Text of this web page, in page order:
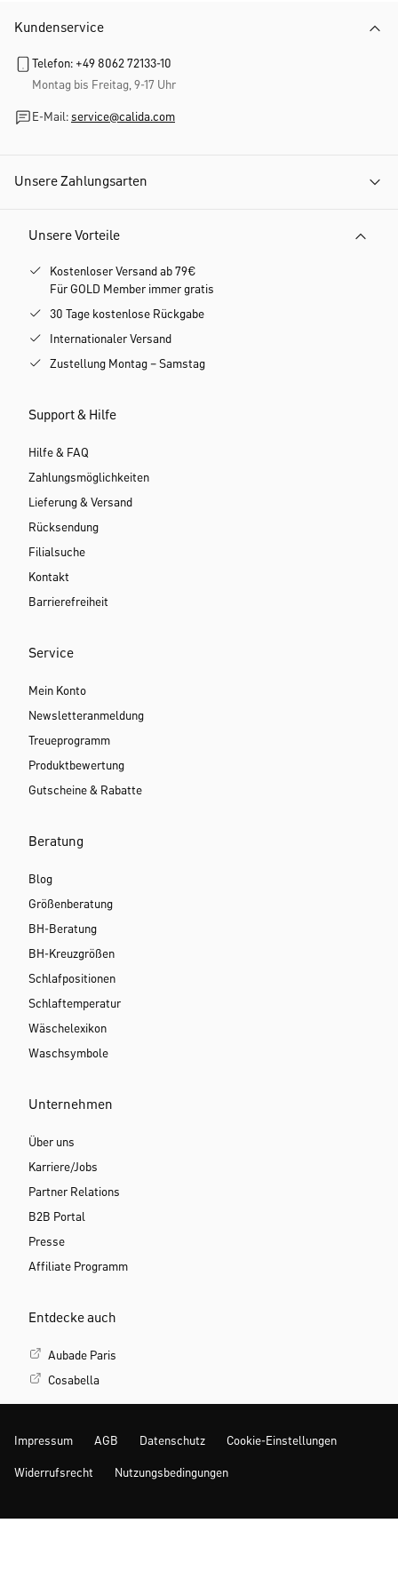
Kundenservice
Telefon: +49 8062 72133-10
Montag bis Freitag, 9-17 Uhr
E-Mail: service@calida.com
Unsere Zahlungsarten
Unsere Vorteile
Kostenloser Versand ab 79€
Für GOLD Member immer gratis
30 Tage kostenlose Rückgabe
Internationaler Versand
Zustellung Montag – Samstag
Support & Hilfe
Hilfe & FAQ
Zahlungsmöglichkeiten
Lieferung & Versand
Rücksendung
Filialsuche
Kontakt
Barrierefreiheit
Service
Mein Konto
Newsletteranmeldung
Treueprogramm
Produktbewertung
Gutscheine & Rabatte
Beratung
Blog
Größenberatung
BH-Beratung
BH-Kreuzgrößen
Schlafpositionen
Schlaftemperatur
Wäschelexikon
Waschsymbole
Unternehmen
Über uns
Karriere/Jobs
Partner Relations
B2B Portal
Presse
Affiliate Programm
Entdecke auch
Aubade Paris
Cosabella
Impressum AGB Datenschutz Cookie-Einstellungen
Widerrufsrecht Nutzungsbedingungen